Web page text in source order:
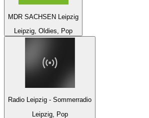
MDR SACHSEN Leipzig
Leipzig, Oldies, Pop
Radio Leipzig - Sommerradio
Leipzig, Pop